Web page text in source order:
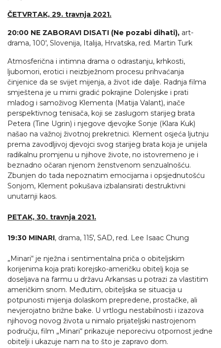
ČETVRTAK, 29. travnja 2021.
20:00 NE ZABORAVI DISATI (Ne pozabi dihati), art-
drama, 100', Slovenija, Italija, Hrvatska, red. Martin Turk
Atmosferična i intimna drama o odrastanju, krhkosti,
ljubomori, erotici i neizbježnom procesu prihvaćanja
činjenice da se svijet mijenja, a život ide dalje. Radnja filma
smještena je u mirni gradić pokrajine Dolenjske i prati
mladog i samoživog Klementa (Matija Valant), inače
perspektivnog tenisača, koji se zaslugom starijeg brata
Petera (Tine Ugrin) i njegove djevojke Sonje (Klara Kuk)
našao na važnoj životnoj prekretnici. Klement osjeća ljutnju
prema zavodljivoj djevojci svog starijeg brata koja je unijela
radikalnu promjenu u njihove živote, no istovremeno je i
beznadno očaran njenom ženstvenom senzualnošću.
Zbunjen do tada nepoznatim emocijama i opsjednutošću
Sonjom, Klement pokušava izbalansirati destruktivni
unutarnji kaos.
PETAK, 30. travnja 2021.
19:30 MINARI, drama, 115', SAD, red. Lee Isaac Chung
„Minari“ je nježna i sentimentalna priča o obiteljskim
korijenima koja prati korejsko-američku obitelj koja se
doseljava na farmu u državu Arkansas u potrazi za vlastitim
američkim snom. Međutim, obiteljska se situacija u
potpunosti mijenja dolaskom prepredene, prostačke, ali
nevjerojatno brižne bake. U vrtlogu nestabilnosti i izazova
njihovog novog života u nimalo prijateljski nastrojenom
području, film „Minari“ prikazuje neporecivu otpornost jedne
obitelji i ukazuje nam na to što je zapravo dom.